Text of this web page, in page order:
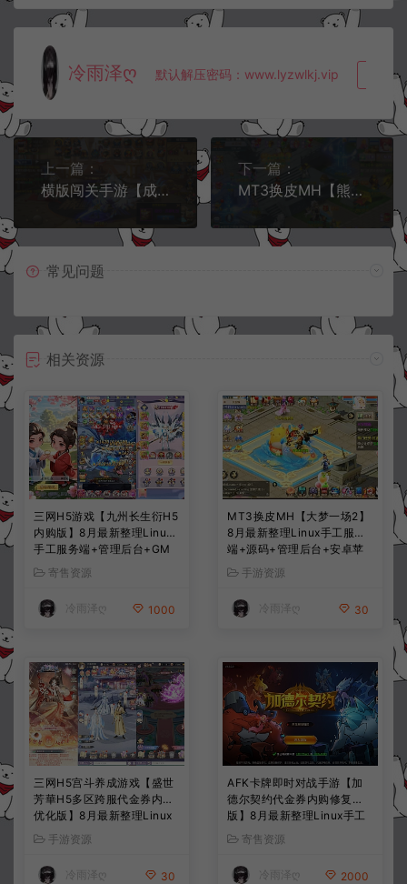
冷雨泽ღ 默认解压密码：www.lyzwlkj.vip 复
上一篇：
横版闯关手游【成神阿拉德第二季】10月最新整理Linux手工服务端+运营后台+GM授权后台+安卓苹果双端+详细搭建教程
下一篇：
MT3换皮MH【熊熊西游2】12月最新整理Linux手工服务端+管理后台+GM后台+安卓苹果双端+详细搭建教程
常见问题
相关资源
三网H5游戏【九州长生衍H5
内购版】8月最新整理Linux
手工服务端+管理后台+GM
授权后台+简易安卓客户端
+详细搭建教程+视频教程
寄售资源
冷雨泽ღ 1000
MT3换皮MH【大梦一场2】
8月最新整理Linux手工服务
端+源码+管理后台+安卓苹
果双端+详细搭建教程+视频
教程
手游资源
冷雨泽ღ 30
三网H5宫斗养成游戏【盛世
芳華H5多区跨服代金券内购
优化版】8月最新整理Linux
手工服务端+CDK授权后台
+全资源安卓+详细搭建教程
+视频教程
手游资源
冷雨泽ღ 30
AFK卡牌即时对战手游【加
德尔契约代金券内购修复
版】8月最新整理Linux手工
服务端+前后端全套源码+CD
K授权后台+安卓苹果双端
+详细搭建教程+视频教程
寄售资源
冷雨泽ღ 2000